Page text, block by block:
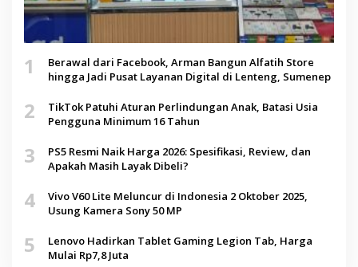
1
Berawal dari Facebook, Arman Bangun Alfatih Store
hingga Jadi Pusat Layanan Digital di Lenteng, Sumenep
2
TikTok Patuhi Aturan Perlindungan Anak, Batasi Usia
Pengguna Minimum 16 Tahun
3
PS5 Resmi Naik Harga 2026: Spesifikasi, Review, dan
Apakah Masih Layak Dibeli?
4
Vivo V60 Lite Meluncur di Indonesia 2 Oktober 2025,
Usung Kamera Sony 50 MP
5
Lenovo Hadirkan Tablet Gaming Legion Tab, Harga
Mulai Rp7,8 Juta